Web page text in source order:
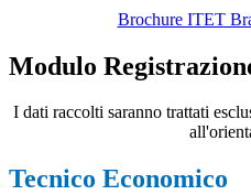
Brochure ITET
Modulo
I dati raccolti saranno trattati
Tecnico Economico